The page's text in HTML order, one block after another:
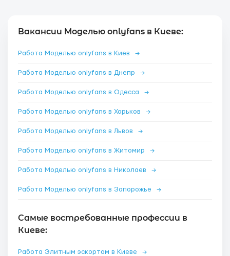
Вакансии Моделью onlyfans в Киеве:
Работа Моделью onlyfans в Киев →
Работа Моделью onlyfans в Днепр →
Работа Моделью onlyfans в Одесса →
Работа Моделью onlyfans в Харьков →
Работа Моделью onlyfans в Львов →
Работа Моделью onlyfans в Житомир →
Работа Моделью onlyfans в Николаев →
Работа Моделью onlyfans в Запорожье →
Самые востребованные профессии в
Киеве:
Работа Элитным эскортом в Киеве →